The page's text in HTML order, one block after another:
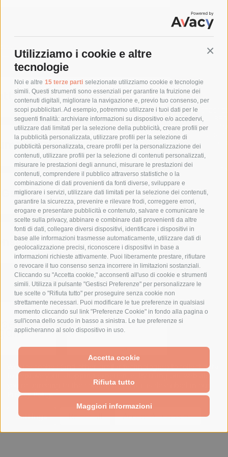
Utilizziamo i cookie e altre
tecnologie
Noi e altre 15 terze parti selezionate utilizziamo cookie e tecnologie
simili. Questi strumenti sono essenziali per garantire la fruizione dei
contenuti digitali, migliorare la navigazione e, previo tuo consenso, per
scopi pubblicitari. Ad esempio, potremmo utilizzare i tuoi dati per le
seguenti finalità: archiviare informazioni su dispositivo e/o accedervi,
utilizzare dati limitati per la selezione della pubblicità, creare profili per
la pubblicità personalizzata, utilizzare profili per la selezione di
pubblicità personalizzata, creare profili per la personalizzazione dei
contenuti, utilizzare profili per la selezione di contenuti personalizzati,
misurare le prestazioni degli annunci, misurare le prestazioni dei
contenuti, comprendere il pubblico attraverso statistiche o la
combinazione di dati provenienti da fonti diverse, sviluppare e
migliorare i servizi, utilizzare dati limitati per la selezione dei contenuti,
garantire la sicurezza, prevenire e rilevare frodi, correggere errori,
erogare e presentare pubblicità e contenuto, salvare e comunicare le
scelte sulla privacy, abbinare e combinare dati provenienti da altre
fonti di dati, collegare diversi dispositivi, identificare i dispositivi in
base alle informazioni trasmesse automaticamente, utilizzare dati di
geolocalizzazione precisi, riconoscere i dispositivi in base a
informazioni richieste attivamente. Puoi liberamente prestare, rifiutare
o revocare il tuo consenso senza incorrere in limitazioni sostanziali.
Cliccando su "Accetta cookie," acconsenti all'uso di cookie e strumenti
simili. Utilizza il pulsante "Gestisci Preferenze" per personalizzare le
tue scelte o "Rifiuta tutto" per proseguire senza cookie non
strettamente necessari. Puoi modificare le tue preferenze in qualsiasi
momento cliccando sul link "Preferenze Cookie" in fondo alla pagina o
sull'icona dello scudo in basso a sinistra. Le tue preferenze si
applicheranno al solo dispositivo in uso.
Accetta cookie
Rifiuta tutto
Maggiori informazioni
tecniche
PRODOTTI CORRELATI
Try
is
We use cookies (and other similar technologies) to collect data
to improve your shopping experience.
By using our website,
you're agreeing to the collection of data as described in our
Privacy Policy.
Settings Reject all Accept All Cookies